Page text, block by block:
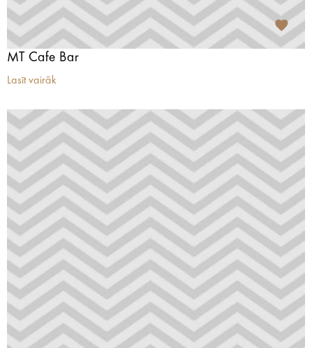
MT Cafe Bar
Lasīt vairāk